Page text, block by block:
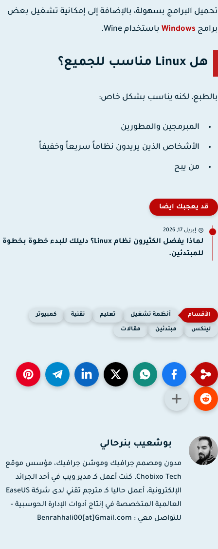
البرامج بسهولة، بالإضافة إلى إمكانية تشغيل بعض
WindowsباستخدامWine
.
هل Linux مناسب للجميع؟
لكنه يناسب بشكل خاص:
المبرمجين والمطورين
الأشخاص الذين يريدون نظاماً سريعاً وخفيفاً
من يبح
قد يعجبك ايضا
إبريل 17, 2026
لماذا يفضل الكثيرون نظام Linux؟ دليلك للبدء خطوة بخطوة
للمبتدئين.
أنظمة تشغيل تعليم تقنية كمبيوتر
مبتدئين مقالات
بوشعيب بنرحالي
مدون ومصمم جرافيك وموشن جرافيك، مؤسس موقع
Chobixo Tech، كنت أعمل كـ مدير ويب في أحد الجرائد
الإلكترونية، أعمل حاليا كـ مترجم تقني لدى شركة EaseUS
العالمية المتخصصة في إنتاج أدوات الإدارة الحوسبية -
للتواصل معي : Benrahhali00[at]Gmail.com